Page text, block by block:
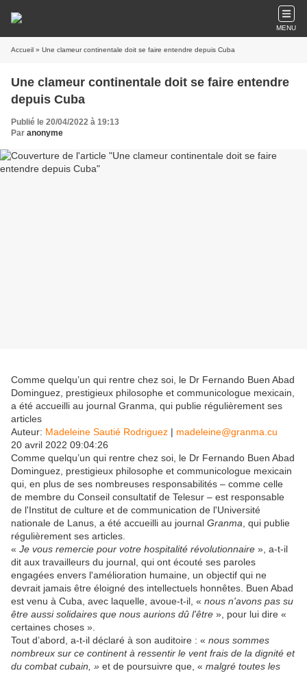
MENU
Accueil » Une clameur continentale doit se faire entendre depuis Cuba
Une clameur continentale doit se faire entendre
depuis Cuba
Publié le 20/04/2022 à 19:13
Par anonyme
Comme quelqu’un qui rentre chez soi, le Dr Fernando Buen Abad
Dominguez, prestigieux philosophe et communicologue mexicain,
a été accueilli au journal Granma, qui publie régulièrement ses
articles
Auteur: Madeleine Sautié Rodriguez | madeleine@granma.cu
20 avril 2022 09:04:26
Comme quelqu’un qui rentre chez soi, le Dr Fernando Buen Abad
Dominguez, prestigieux philosophe et communicologue mexicain
qui, en plus de ses nombreuses responsabilités – comme celle
de membre du Conseil consultatif de Telesur – est responsable
de l'Institut de culture et de communication de l'Université
nationale de Lanus, a été accueilli au journal Granma , qui publie
régulièrement ses articles.
« Je vous remercie pour votre hospitalité révolutionnaire », a-t-il
dit aux travailleurs du journal, qui ont écouté ses paroles
engagées envers l'amélioration humaine, un objectif qui ne
devrait jamais être éloigné des intellectuels honnêtes. Buen Abad
est venu à Cuba, avec laquelle, avoue-t-il, « nous n'avons pas su
être aussi solidaires que nous aurions dû l'être », pour lui dire «
certaines choses ».
Tout d’abord, a-t-il déclaré à son auditoire : « nous sommes
nombreux sur ce continent à ressentir le vent frais de la dignité et
du combat cubain, » et de poursuivre que, « malgré toutes les